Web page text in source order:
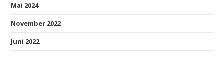
Mai 2024
November 2022
Juni 2022